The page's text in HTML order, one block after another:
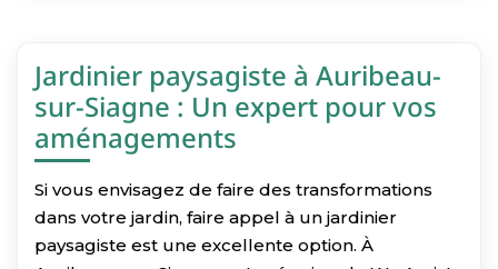
Jardinier paysagiste à Auribeau-
sur-Siagne : Un expert pour vos
aménagements
Si vous envisagez de faire des transformations
dans votre jardin, faire appel à un jardinier
paysagiste est une excellente option. À